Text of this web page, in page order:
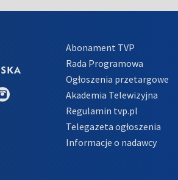
Abonament TVP
Rada Programowa
Ogłoszenia przetargowe
Akademia Telewizyjna
Regulamin tvp.pl
Telegazeta ogłoszenia
Informacje o nadawcy